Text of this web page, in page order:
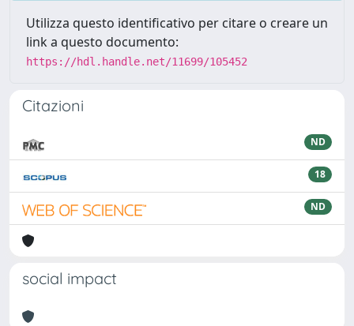
Utilizza questo identificativo per citare o creare un
link a questo documento:
https://hdl.handle.net/11699/105452
Citazioni
ND
18
ND
social impact